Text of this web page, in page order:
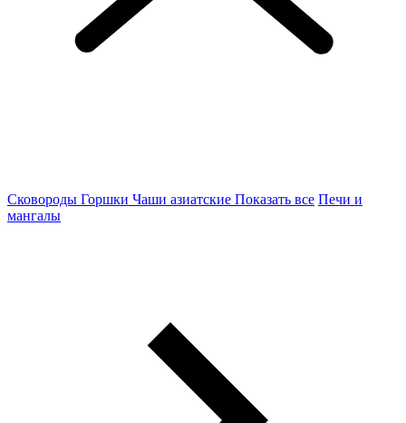
Сковороды Горшки Чаши азиатские Показать все Печи и
мангалы